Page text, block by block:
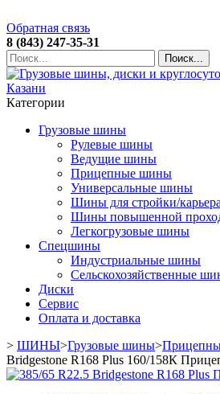
Обратная связь
8 (843) 247-35-31
Поиск...
Категории
Грузовые шины
Рулевые шины
Ведущие шины
Прицепные шины
Универсальные шины
Шины для стройки/карьера
Шины повышенной
Легкогрузовые шины
Спецшины
Индустриальные шины
Сельскохозяйственные
Диски
Сервис
Оплата и доставка
> ШИНЫ>Грузовые шины>
Bridgestone R168 Plus 160/158К